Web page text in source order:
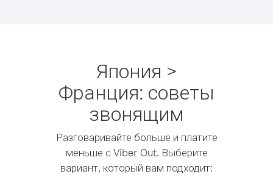
Япония >
Франция: советы
звонящим
Разговаривайте больше и платите
меньше с Viber Out. Выберите
вариант, который вам подходит: